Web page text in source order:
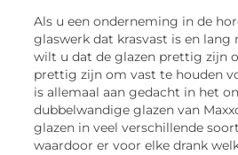
Als u een onderneming in de
glaswerk dat krasvast is en lang
wilt u dat de glazen prettig zijn
prettig zijn om vast te houden
is allemaal aan gedacht in het
dubbelwandige glazen van
glazen in veel verschillende
waardoor er voor elke drank